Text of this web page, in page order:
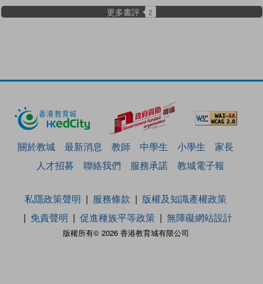
更多書評 2
關於教城 最新消息 教師 中學生 小學生
家長
人才招募
聯絡我們 服務承諾 教城電子報
版權所有© 2026 香港教育城有限公司
私隱政策聲明 服務條款
版權及知識產權政策
免責聲明
促進種族平等政策 無障礙網站設計